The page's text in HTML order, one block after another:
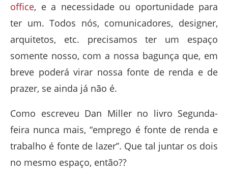
office, e a necessidade ou oportunidade para
ter um. Todos nós, comunicadores, designer,
arquitetos, etc. precisamos ter um espaço
somente nosso, com a nossa bagunça que, em
breve poderá virar nossa fonte de renda e de
prazer, se ainda já não é.
Como escreveu Dan Miller no livro Segunda-
feira nunca mais, “emprego é fonte de renda e
trabalho é fonte de lazer”. Que tal juntar os dois
no mesmo espaço, então??